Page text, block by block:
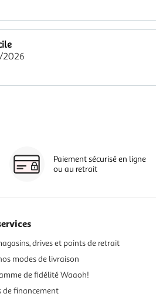
2026
Paiement sécurisé en ligne
ou au retrait
drives et points de retrait
modes de livraison
de fidélité Waaoh!
de financement